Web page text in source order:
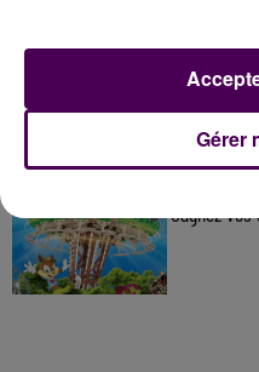
11 juillet 2026
Inscrivez-
Kids !
Gagnez
Gérer